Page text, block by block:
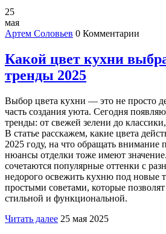
25
мая
Артем Соловьев 0 Комментарии
Какой цвет кухни
тренды 2025
Выбор цвета кухни — это не просто
часть создания уюта. Сегодня
тренды: от свежей зелени до
В статье расскажем, какие цвета
2025 году, на что обращать внимание
нюансы отделки тоже имеют
сочетаются популярные оттенки с
недорого освежить кухню под новые
простыми советами, которые
стильной и функциональной.
Читать далее 25 мая 2025